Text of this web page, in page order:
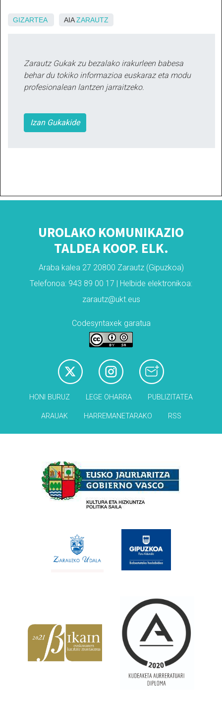
GIZARTEA AIAZARAUTZ
Zarautz Gukak zu bezalako irakurleen babesa
behar du tokiko informazioa euskaraz eta modu
profesionalean lantzen jarraitzeko.
Izan Gukakide
UROLAKO KOMUNIKAZIO
TALDEA KOOP. ELK.
Araba kalea 27 20800 Zarautz (Gipuzkoa)
Telefonoa: 943 89 00 17 | Helbide elektronikoa:
zarautz@ukt.eus
Codesyntaxek garatua
HONI BURUZ LEGE OHARRA PUBLIZITATEA
ARAUAK HARREMANETARAKO RSS